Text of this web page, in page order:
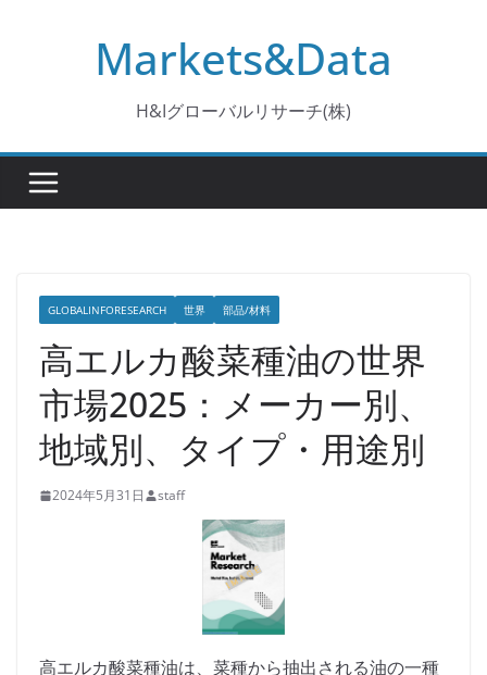
Markets&Data
H&Iグローバルリサーチ(株)
GLOBALINFORESEARCH 世界 部品/材料
高エルカ酸菜種油の世界
市場2025：メーカー別、
地域別、タイプ・用途別
2024年5月31日 staff
高エルカ酸菜種油は、菜種から抽出される油の一種